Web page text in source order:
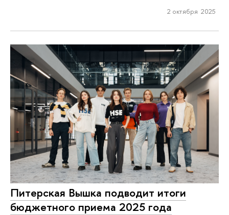
2 октября 2025
Питерская Вышка подводит итоги
бюджетного приема 2025 года